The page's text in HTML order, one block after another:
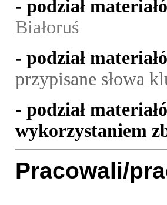
- podział
Białoruś
- podział
przypisane słowa
- podział
wykorzystaniem
Pracowali/